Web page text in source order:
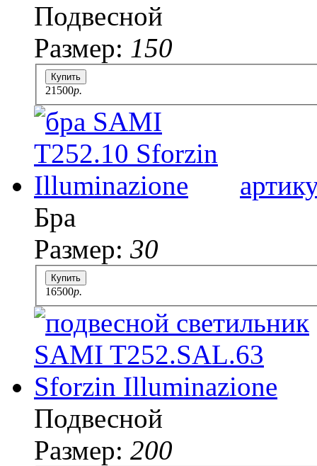
Подвесной
Размер: 150
Купить
21500p.
Бра
Размер: 30
Купить
16500p.
Подвесной
Размер: 200